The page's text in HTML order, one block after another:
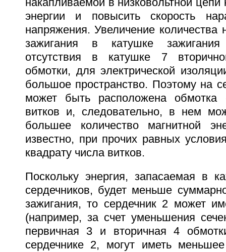
накапливаемой в низковольтной цепи
энергии и повысить скорость
напряжения. Увеличение количества
зажигания в катушке зажигания
отсутствия в катушке 7
обмотки, для электрической
большое пространство. Поэтому на
может быть расположена
витков и, следовательно, в нем
большее количество магнитной
известно, при прочих равных
квадрату числа витков.
Поскольку энергия, запасаемая в
сердечников, будет меньше
зажигания, то сердечник 2 может
(например, за счет уменьшения
первичная 3 и вторичная 4
сердечнике 2, могут иметь